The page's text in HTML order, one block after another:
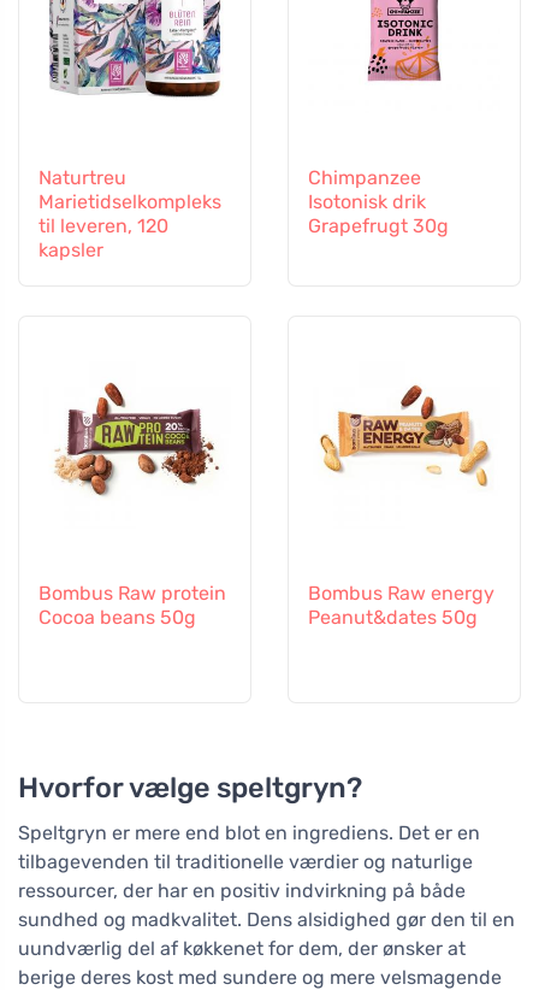
Naturtreu
Marietidselkompleks
til leveren, 120
kapsler
Chimpanzee
Isotonisk drik
Grapefrugt 30g
Bombus Raw protein
Cocoa beans 50g
Bombus Raw energy
Peanut&dates 50g
Hvorfor vælge speltgryn?
Speltgryn er mere end blot en ingrediens. Det er en
tilbagevenden til traditionelle værdier og naturlige
ressourcer, der har en positiv indvirkning på både
sundhed og madkvalitet. Dens alsidighed gør den til en
uundværlig del af køkkenet for dem, der ønsker at
berige deres kost med sundere og mere velsmagende